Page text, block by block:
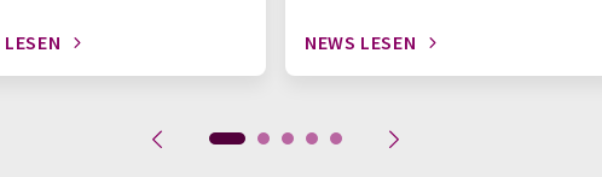
NEWS LESEN